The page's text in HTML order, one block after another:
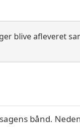
blive afleveret
bånd.